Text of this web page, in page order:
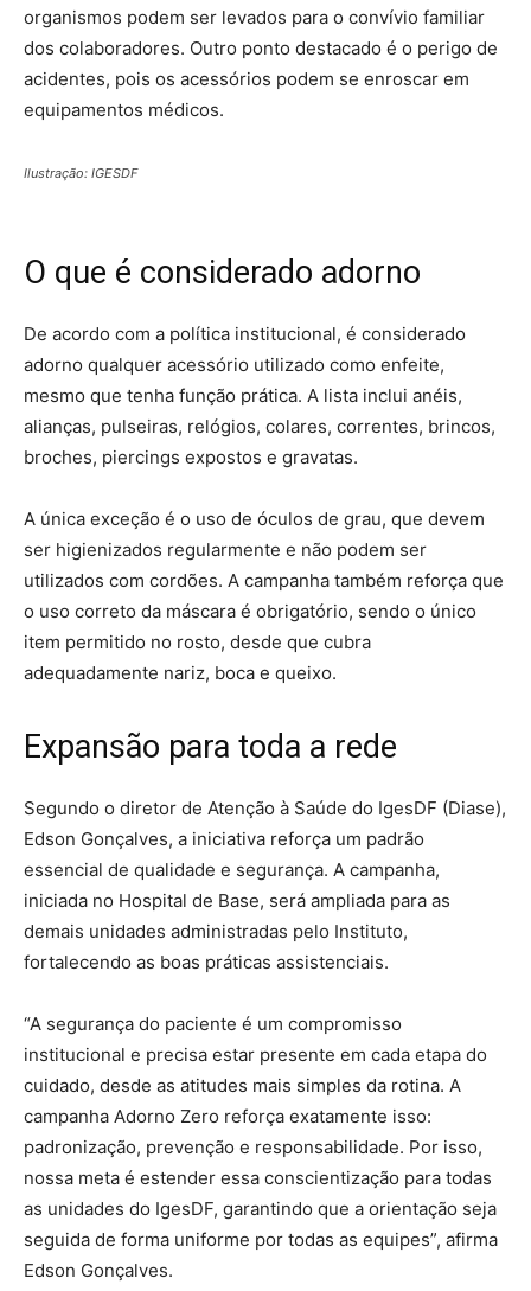
organismos podem ser levados para o convívio familiar
dos colaboradores. Outro ponto destacado é o perigo de
acidentes, pois os acessórios podem se enroscar em
equipamentos médicos.
Ilustração: IGESDF
O que é considerado adorno
De acordo com a política institucional, é considerado
adorno qualquer acessório utilizado como enfeite,
mesmo que tenha função prática. A lista inclui anéis,
alianças, pulseiras, relógios, colares, correntes, brincos,
broches, piercings expostos e gravatas.
A única exceção é o uso de óculos de grau, que devem
ser higienizados regularmente e não podem ser
utilizados com cordões. A campanha também reforça que
o uso correto da máscara é obrigatório, sendo o único
item permitido no rosto, desde que cubra
adequadamente nariz, boca e queixo.
Expansão para toda a rede
Segundo o diretor de Atenção à Saúde do IgesDF (Diase),
Edson Gonçalves, a iniciativa reforça um padrão
essencial de qualidade e segurança. A campanha,
iniciada no Hospital de Base, será ampliada para as
demais unidades administradas pelo Instituto,
fortalecendo as boas práticas assistenciais.
“A segurança do paciente é um compromisso
institucional e precisa estar presente em cada etapa do
cuidado, desde as atitudes mais simples da rotina. A
campanha Adorno Zero reforça exatamente isso:
padronização, prevenção e responsabilidade. Por isso,
nossa meta é estender essa conscientização para todas
as unidades do IgesDF, garantindo que a orientação seja
seguida de forma uniforme por todas as equipes”, afirma
Edson Gonçalves.